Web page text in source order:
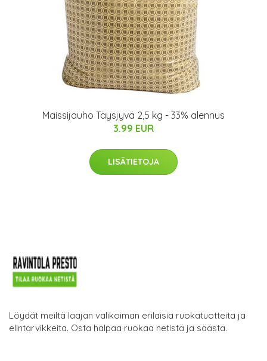
Maissijauho Täysjyvä 2,5 kg - 33% alennus
3.99 EUR
LISÄTIETOJA
Löydät meiltä laajan valikoiman erilaisia ruokatuotteita ja
elintarvikkeita. Osta halpaa ruokaa netistä ja säästä.